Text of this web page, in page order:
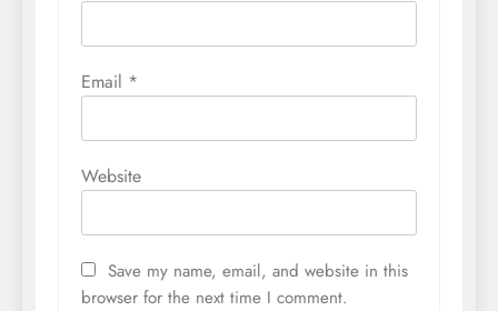
Email *
Website
Save my name, email, and website in this
browser for the next time I comment.